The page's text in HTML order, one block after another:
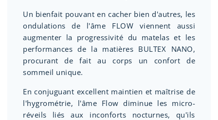
Un bienfait pouvant en cacher bien d'autres, les
ondulations de l'âme FLOW viennent aussi
augmenter la progressivité du matelas et les
performances de la matières BULTEX NANO,
procurant de fait au corps un confort de
sommeil unique.
En conjuguant excellent maintien et maîtrise de
l'hygrométrie, l'âme Flow diminue les micro-
réveils liés aux inconforts nocturnes, qu'ils